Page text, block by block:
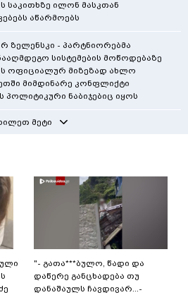
საკითხზე ილონ მასკთან
აწარმოებს
ზელენსკი - პარტნიორებმა
სისტემების მოწოდებაზე
ოფიციალურ მიზეზად ახლო
მიმდინარე კონფლიქტი
პოლიტიკური ნაბიჯებიც იყოს
მეტი
"- გათა***ბულო, წადი და
დაწერე განცხადება თუ
დანაშაულს ჩავდივარ...-